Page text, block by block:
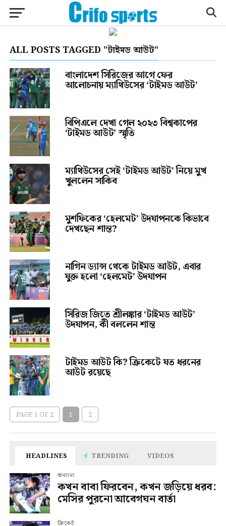
ALL POSTS TAGGED "টাইমড আউট"
বাংলাদেশ সিরিজের আগে ফের
আলোচনায় ম্যাথিউসের ‘টাইমড আউট’
বিপিএলে দেখা গেল ২০২৩ বিশ্বকাপের
‘টাইমড আউট’ স্মৃতি
ম্যাথিউসের সেই ‘টাইমড আউট’ নিয়ে মুখ
খুললেন সাকিব
মুশফিকের ‘হেলমেট’ উদযাপনকে কিভাবে
দেখছেন শান্ত?
নাগিন ড্যান্স থেকে টাইমড আউট, এবার
যুক্ত হলো ‘হেলমেট’ উদযাপন
সিরিজ জিতে শ্রীলঙ্কার ‘টাইমড আউট’
উদযাপন, কী বললেন শান্ত
টাইমড আউট কি? ক্রিকেটে যত ধরনের
আউট রয়েছে
PAGE 1 OF 2 1 2
HEADLINES TRENDING VIDEOS
অন্যান্য
কখন বাবা ফিরবেন, কখন জড়িয়ে ধরব:
মেসির পুরনো আবেগঘন বার্তা
ক্রিকেট